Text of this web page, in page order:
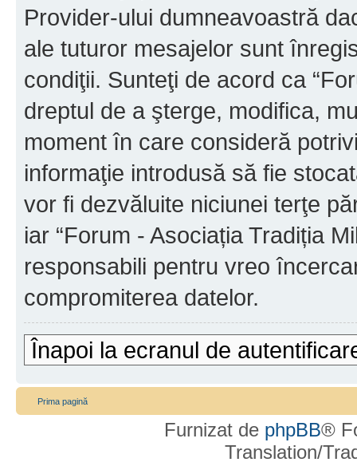
Provider-ului dumneavoastră
ale tuturor mesajelor sunt
condiţii. Sunteţi de acord ca
dreptul de a şterge, modifica,
moment în care consideră
informaţie introdusă să fie
vor fi dezvăluite niciunei terţe
iar “Forum - Asociația Tradiția
responsabili pentru vreo
compromiterea datelor.
Înapoi la ecranul de
Prima pagină
Furnizat de phpBB®
Translation/